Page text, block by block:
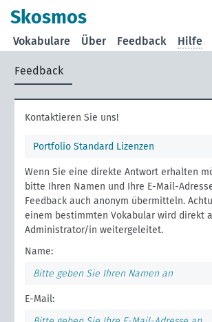
Skosmos
Vokabulare Über Feedback Hilfe
Feedback
Kontaktieren Sie uns!
Portfolio Standard Lizenzen
Wenn Sie eine direkte Antwort erhalten
bitte Ihren Namen und Ihre E-Mail-
Feedback auch anonym übermitteln.
einem bestimmten Vokabular wird direkt
Administrator/in weitergeleitet.
Name:
E-Mail: